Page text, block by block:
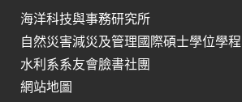
海洋科技與事務研究所
自然災害減災及管理國際碩士學位學程
水利系系友會臉書社團
網站地圖